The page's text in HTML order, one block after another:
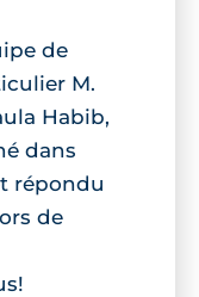
de
M.
Habib,
dans
répondu
de